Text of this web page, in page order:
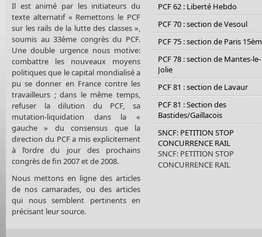
Il est animé par les initiateurs du
texte alternatif « Remettons le PCF
sur les rails de la lutte des classes »,
soumis au 33ème congrès du PCF.
Une double urgence nous motive:
combattre les nouveaux moyens
politiques que le capital mondialisé a
pu se donner en France contre les
travailleurs ; dans le même temps,
refuser la dilution du PCF, sa
mutation-liquidation dans la «
gauche » du consensus que la
direction du PCF a mis explicitement
à l’ordre du jour des prochains
congrès de fin 2007 et de 2008.
Nous mettons en ligne des articles
de nos camarades, ou des articles
qui nous semblent pertinents en
précisant leur source.
PCF 62 : Liberté Hebdo
PCF 70 : section de Vesoul
PCF 75 : section de Paris
PCF 78 : section de Mantes-le-
Jolie
PCF 81 : section de Lavaur
PCF 81 : Section des
Bastides/Gaillacois
SNCF: PETITION STOP
CONCURRENCE RAIL
SNCF: PETITION STOP
CONCURRENCE RAIL